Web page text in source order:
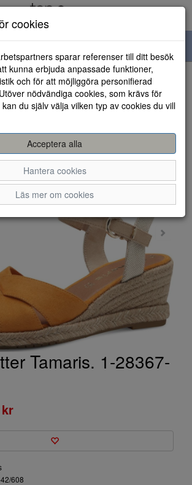
Tamaris. 1-28367-
608
cookies
sparar referenser till ditt besök
kunna erbjuda anpassade funktioner,
och för att möjliggöra personifierad
nödvändiga cookies, som krävs för
du själv välja vilken typ av cookies du vill
Acceptera alla
Hantera cookies
Läs mer om cookies